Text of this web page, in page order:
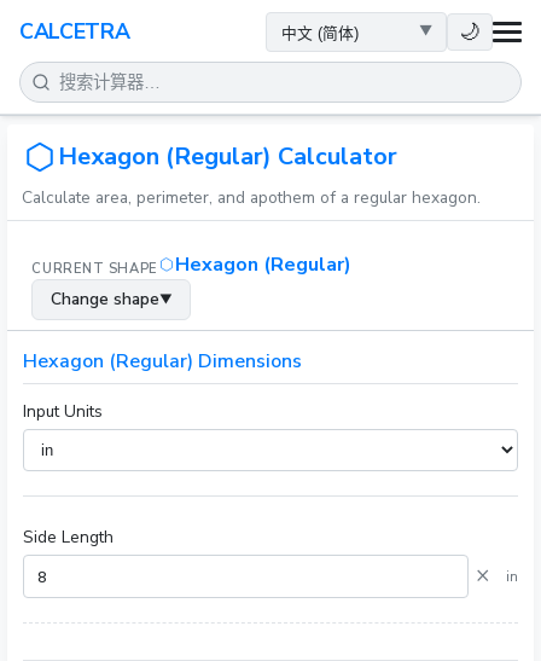
CALCETRA 🌙
数学
转换
科学
日常
其他工具
Hexagon (Regular) Calculator
Calculate area, perimeter, and apothem of a regular hexagon.
CURRENT SHAPE Hexagon (Regular)
Change shape▼
Hexagon (Regular) Dimensions
Input Units
Side Length
× in